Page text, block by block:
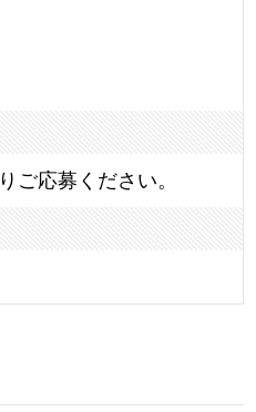
ご応募ください。